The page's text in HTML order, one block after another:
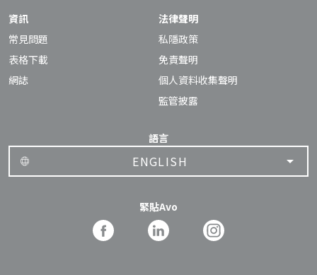
資訊
常見問題
表格下載
網誌
法律聲明
私隱政策
免責聲明
個人資料收集聲明
監管披露
語言
ENGLISH
緊貼Avo